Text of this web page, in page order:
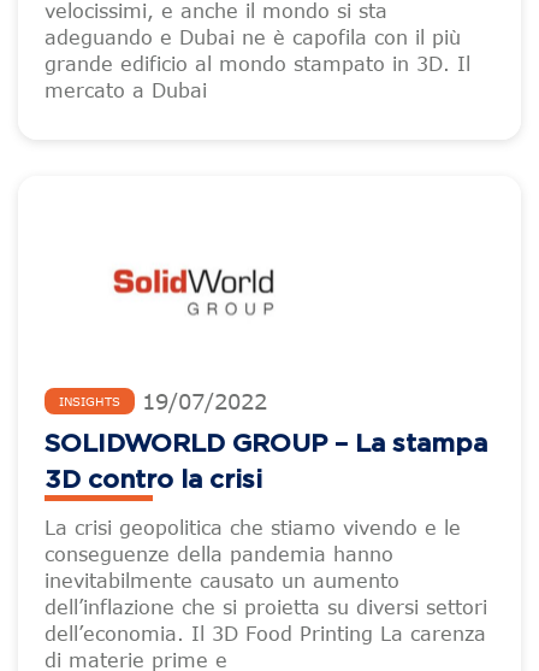
velocissimi, e anche il mondo si sta
adeguando e Dubai ne è capofila con il più
grande edificio al mondo stampato in 3D. Il
mercato a Dubai
INSIGHTS 19/07/2022
SOLIDWORLD GROUP – La stampa
3D contro la crisi
La crisi geopolitica che stiamo vivendo e le
conseguenze della pandemia hanno
inevitabilmente causato un aumento
dell’inflazione che si proietta su diversi settori
dell’economia. Il 3D Food Printing La carenza
di materie prime e